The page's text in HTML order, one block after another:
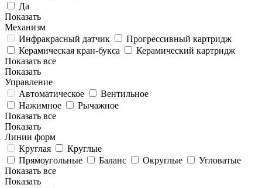
Да
Показать
Механизм
Инфракрасный датчик
Прогрессивный картридж
Керамическая кран-букса
Керамический картридж
Показать все
Показать
Управление
Автоматическое
Вентильное
Нажимное
Рычажное
Показать все
Показать
Линии форм
Круглая
Круглые
Прямоугольные
Баланс Округлые
Угловатые
Показать все
Показать